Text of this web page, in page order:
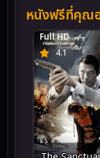
หนังฟรีที่คุณ
4.1
Full HD